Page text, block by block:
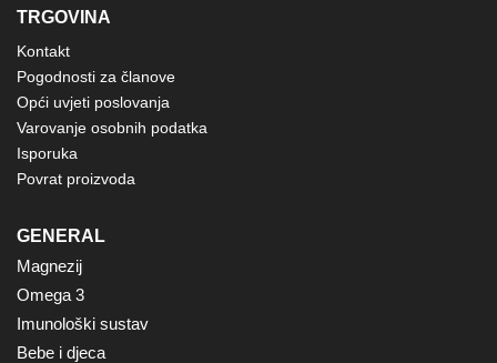
TRGOVINA
Kontakt
Pogodnosti za članove
Opći uvjeti poslovanja
Varovanje osobnih podatka
Isporuka
Povrat proizvoda
GENERAL
Magnezij
Omega 3
Imunološki sustav
Bebe i djeca